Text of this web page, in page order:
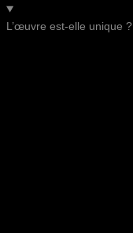
L’œuvre est-elle unique ?